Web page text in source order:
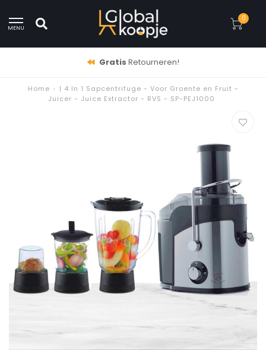
MENU
0
Gratis Retourneren!
Home • | 4 In 1 Sapcentrifuge - Voor Groente en Fruit -
Juicer - Juice Extractor - RVS - SP-PEJ1000